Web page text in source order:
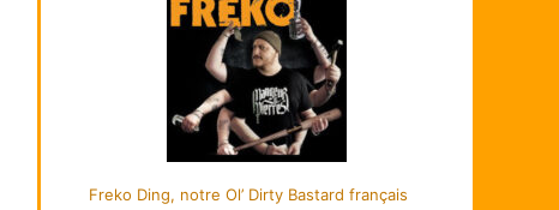
Freko Ding, notre Ol’ Dirty Bastard français